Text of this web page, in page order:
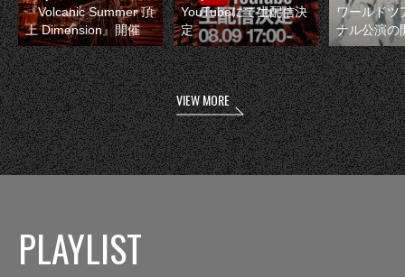
『Volcanic Summer 頂
上 Dimension』開催
YouTubeにて生配信決
定
ワールドツ
ナル公演の
VIEW MORE
PLAYLIST